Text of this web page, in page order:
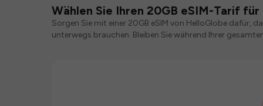
Wählen Sie Ihren 20GB eSIM-Tarif
Sorgen Sie mit einer 20GB eSIM von HelloGlobe dafür,
unterwegs brauchen. Bleiben Sie während Ihrer